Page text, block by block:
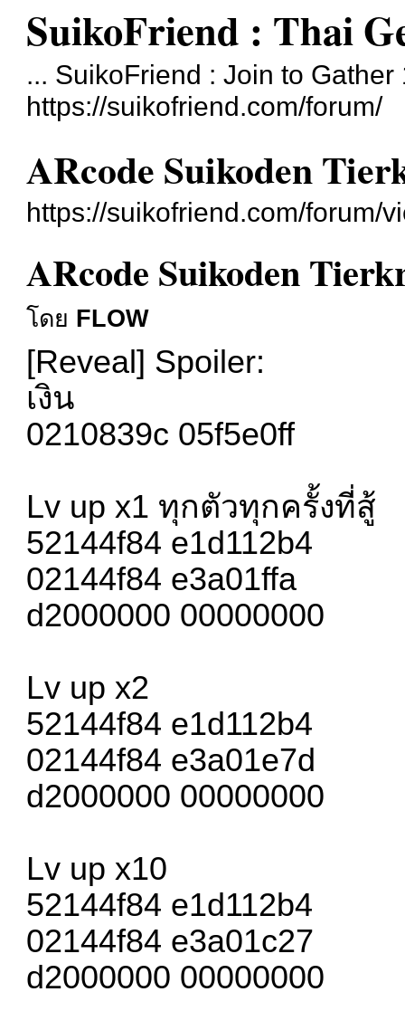
SuikoFriend : Thai
... SuikoFriend : Join to
https://suikofriend.com/forum/
ARcode Suikoden
https://suikofriend.com/forum/
ARcode Suikoden
โดย FLOW
[Reveal] Spoiler:
เงิน
0210839c 05f5e0ff
Lv up x1 ทุกตัวทุกครั้งที่สู้
52144f84 e1d112b4
02144f84 e3a01ffa
d2000000 00000000
Lv up x2
52144f84 e1d112b4
02144f84 e3a01e7d
d2000000 00000000
Lv up x10
52144f84 e1d112b4
02144f84 e3a01c27
d2000000 00000000